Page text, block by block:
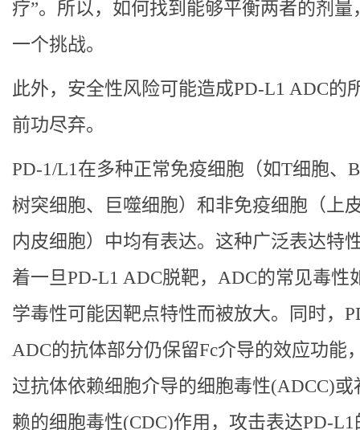
疗”。所以，如何找到能够平衡两者的剂量
一个挑战。
此外，安全性风险可能造成PD-L1 ADC的
前功尽弃。
PD-1/L1在多种正常免疫细胞（如T细胞、
树突细胞、巨噬细胞）和非免疫细胞（上
内皮细胞）中均有表达。这种广泛表达特
着一旦PD-L1 ADC脱靶，ADC的常见毒性
学毒性可能因靶点特性而被放大。同时，
ADC的抗体部分仍保留Fc介导的效应功能
过抗体依赖细胞介导的细胞毒性(ADCC)或
赖的细胞毒性(CDC)作用，攻击表达PD-L1